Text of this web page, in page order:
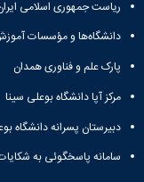
ریاست جمهوری اسلامی
دانشگاه‌ها و مؤسسات
پارک علم و فناوری همدان
مرکز آپا دانشگاه بوعلی سینا
دبیرستان پسرانه دانشگاه
سامانه پاسخگوئی به